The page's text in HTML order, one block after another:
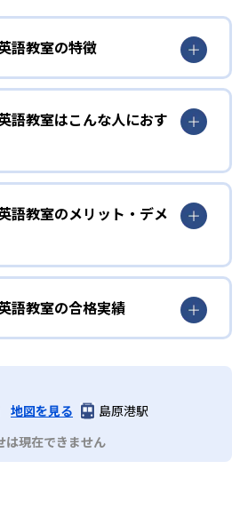
語教室の特徴
ナリティあふれるレッスン
要素が盛り込まれた、楽しいアク
。顧客満足度95%を誇る講師陣の
より、子どもたちは飽きることな
発話する力を伸ばす。講師オリジ
たアレンジを随所に取り入れ、学
豊富に用意されている。
の発達段階に応じたカリキ
から中学生コースまで、年齢や発
「よく聞く」→「声に出す」
の3ステップや、小学生のフォニッ
文字を音声化する方法）指導、中
（実用的なテーマや課題に取り組
ュニケーション能力を上げる教育
く育成する設計となっている。
語教室はこんな人におす
1
児（プリコース）
対象とした親子参加型レッスン。
クのabc』を見ながら英語の歌やア
ビティやゲームを通じて英語の音
回40分という短時間ながら集中して
り、親子のコミュニケーションを
う。
2
自分のことを話す」の3ステップ
文程度）での表現力を習得。週1回
。小学生コースへの橋渡しとなる
語教室のメリット・デメ
メリットがある?
室の最大のメリットは、年齢・発達
ス体系と独自開発教材により、段
」「話す」「読む」「書く」の英
ある。英語のプロが監修したオリジ
ン」、「CLIL」（英語の4技能を高
な学習ツールを活用し、楽しみな
を身につけられる。全国に展開す
験レッスンや地域に適したサポー
制グループレッスンで一人ひとり
語教室の合格実績
は合格実績を公式サイトで公開し
地図を見る
島原港駅
は現在できません